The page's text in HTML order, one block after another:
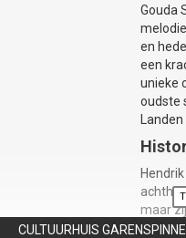
Gouda
en
een
unieke
oudste
maar
kracht
CULTUURHUIS